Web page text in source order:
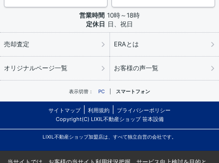
営業時間 10時～18時
定休日 日、祝日
売却査定 ERAとは
オリジナルページ一覧 お客様の声一覧
表示切替： PC スマートフォン
サイトマップ 利用規約
プライバシーポリシー
Copyright(C) LIXIL不動産ショップ 笹本設備
LIXIL不動産ショップ加盟店は、すべて独立自営の会社です。